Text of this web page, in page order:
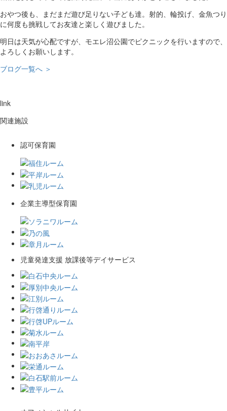
おやつ後も、まだまだ遊び足りない子ども達。射的、輪投げ、金魚つり
に何度も挑戦してお友達と楽しく遊びました。
明日は天気が心配ですが、モエレ沼公園でピクニックを行いますので、
よろしくお願いします。
ブログ一覧へ ＞
link
関連施設
認可保育園
企業主導型保育園
児童発達支援 放課後等デイサービス